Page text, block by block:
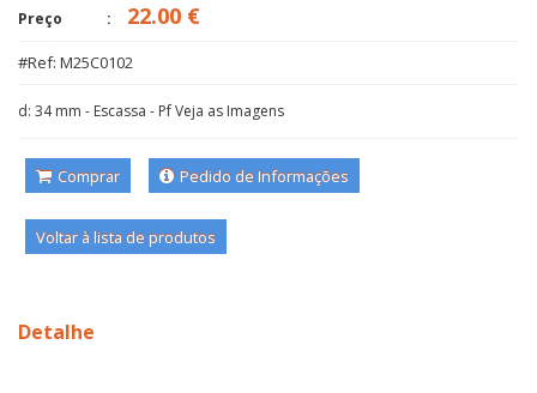
Preço 22.00 €
#Ref: M25C0102
d: 34 mm - Escassa - Pf Veja as Imagens
Comprar Pedido de Informações
Voltar à lista de produtos
Detalhe